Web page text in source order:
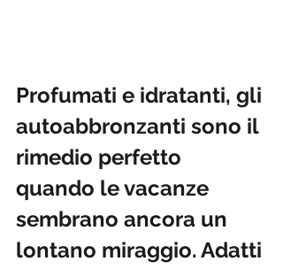
Profumati e idratanti, gli
autoabbronzanti sono il
rimedio perfetto
quando le vacanze
sembrano ancora un
lontano miraggio. Adatti